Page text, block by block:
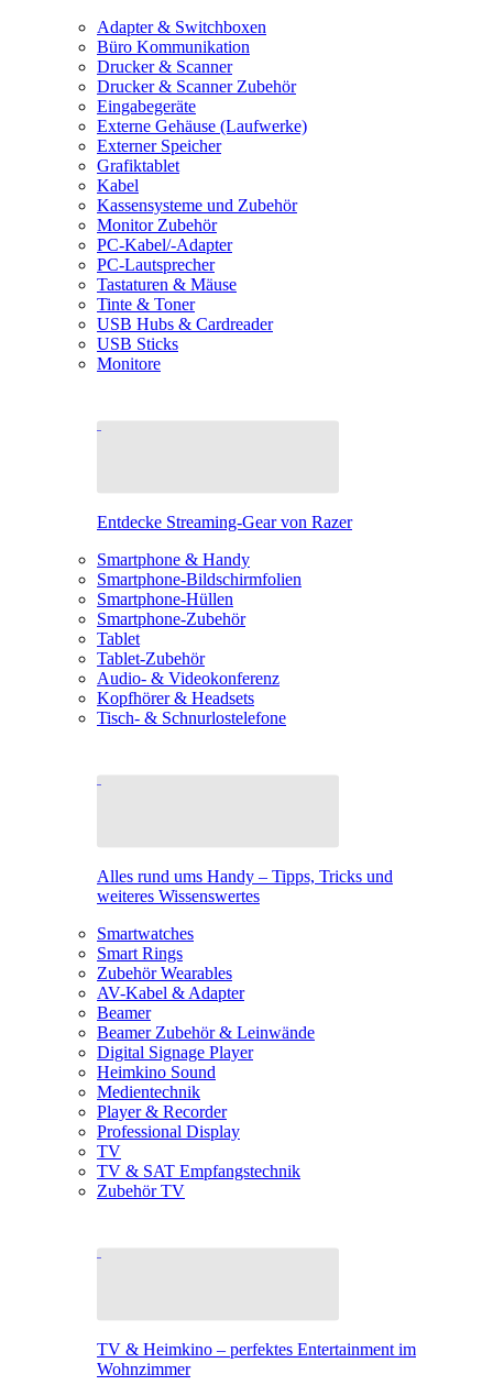
Adapter & Switchboxen
Büro Kommunikation
Drucker & Scanner
Drucker & Scanner Zubehör
Eingabegeräte
Externe Gehäuse (Laufwerke)
Externer Speicher
Grafiktablet
Kabel
Kassensysteme und Zubehör
Monitor Zubehör
PC-Kabel/-Adapter
PC-Lautsprecher
Tastaturen & Mäuse
Tinte & Toner
USB Hubs & Cardreader
USB Sticks
Monitore
Entdecke Streaming-Gear von Razer
Smartphone & Handy
Smartphone-Bildschirmfolien
Smartphone-Hüllen
Smartphone-Zubehör
Tablet
Tablet-Zubehör
Audio- & Videokonferenz
Kopfhörer & Headsets
Tisch- & Schnurlostelefone
Alles rund ums Handy – Tipps, Tricks und
weiteres Wissenswertes
Smartwatches
Smart Rings
Zubehör Wearables
AV-Kabel & Adapter
Beamer
Beamer Zubehör & Leinwände
Digital Signage Player
Heimkino Sound
Medientechnik
Player & Recorder
Professional Display
TV
TV & SAT Empfangstechnik
Zubehör TV
TV & Heimkino – perfektes Entertainment im
Wohnzimmer